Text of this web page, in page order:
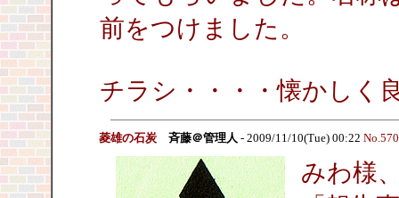
前をつけました。
チラシ・・・・懐かしく
菱雄の石炭 斉藤＠管理人 - 2009/11/10(Tue) 00:22 No.570
みわ様